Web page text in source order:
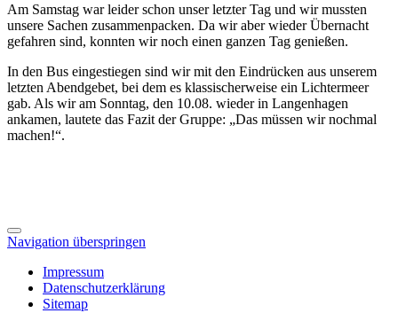
Am Samstag war leider schon unser letzter Tag und wir mussten
unsere Sachen zusammenpacken. Da wir aber wieder Übernacht
gefahren sind, konnten wir noch einen ganzen Tag genießen.
In den Bus eingestiegen sind wir mit den Eindrücken aus unserem
letzten Abendgebet, bei dem es klassischerweise ein Lichtermeer
gab. Als wir am Sonntag, den 10.08. wieder in Langenhagen
ankamen, lautete das Fazit der Gruppe: „Das müssen wir nochmal
machen!“.
Navigation überspringen
Impressum
Datenschutzerklärung
Sitemap